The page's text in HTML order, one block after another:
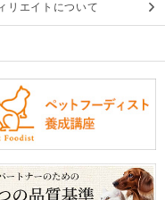
リエイトについて